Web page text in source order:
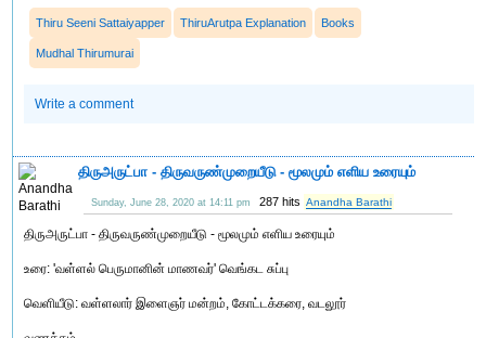
Thiru Seeni Sattaiyapper ThiruArutpa Explanation Books
Mudhal Thirumurai
Write a comment
திருஅருட்பா ‍- ‍திருவருண்முறையீடு - மூலமும் ‍எளிய உரையும்
Sunday, June 28, 2020 at 14:11 pm 287 hits Anandha Barathi
திருஅருட்பா - திருவருண்முறையீடு - மூலமும் எளிய உரையும்
உரை: 'வள்ளல் பெருமானின் மாணவர்' வெங்கட சுப்பு
வெளியீடு: வள்ளலார் இளைஞர் மன்றம், கோட்டக்கரை, வடலூர்